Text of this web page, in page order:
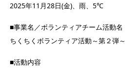
2025年11月28日(金)、雨、5℃
■事業名／ボランティアチーム活動名
ちくちくボランティア活動～第２弾～
■活動内容